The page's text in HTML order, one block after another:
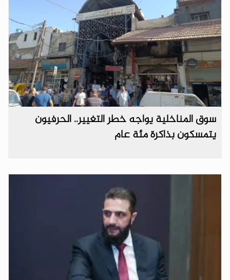
سوق المناخلية يواجه خطر التغيير.. الحرفيون
يتمسكون بذاكرة مئة عام